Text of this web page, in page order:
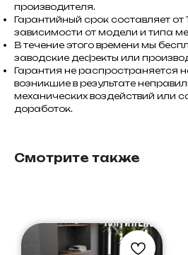
производителя.
Гарантийный срок составляет от
зависимости от модели и типа
В течение этого времени мы
заводские дефекты или
Гарантия не распространяется
возникшие в результате
механических воздействий или
доработок.
Смотрите также